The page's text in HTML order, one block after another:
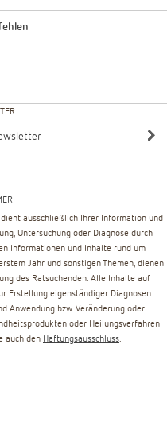
dient ausschließlich Ihrer Information und
Untersuchung oder Diagnose durch
Informationen und Inhalte rund um
Jahr und sonstigen Themen, dienen
des Ratsuchenden. Alle Inhalte auf
Erstellung eigenständiger Diagnosen
Anwendung bzw. Veränderung oder
oder Heilungsverfahren
auch den Haftungsausschluss.